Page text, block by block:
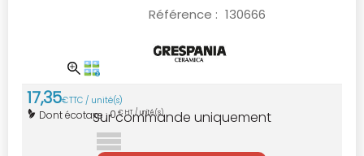
Référence : 130666
17,35€TTC / unité(s)
Dont écotaxe :0 € HT / unité(s)
Sur commande uniquement